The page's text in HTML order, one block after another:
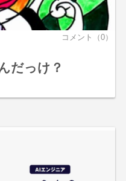
コメント（0）
だっけ？